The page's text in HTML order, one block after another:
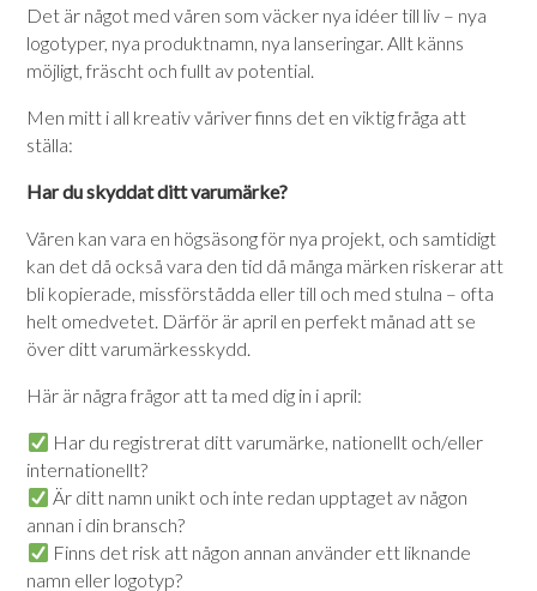
Det är något med våren som väcker nya idéer till liv – nya
logotyper, nya produktnamn, nya lanseringar. Allt känns
möjligt, fräscht och fullt av potential.
Men mitt i all kreativ våriver finns det en viktig fråga att
ställa:
Har du skyddat ditt varumärke?
Våren kan vara en högsäsong för nya projekt, och samtidigt
kan det då också vara den tid då många märken riskerar att
bli kopierade, missförstådda eller till och med stulna – ofta
helt omedvetet. Därför är april en perfekt månad att se
över ditt varumärkesskydd.
Här är några frågor att ta med dig in i april:
Har du registrerat ditt varumärke, nationellt och/eller
internationellt?
Är ditt namn unikt och inte redan upptaget av någon
annan i din bransch?
Finns det risk att någon annan använder ett liknande
namn eller logotyp?